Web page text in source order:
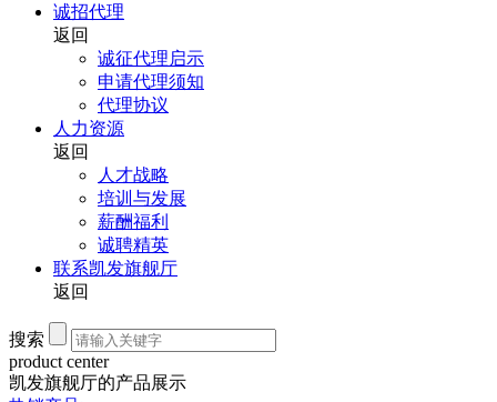
诚招代理
返回
诚征代理启示
申请代理须知
代理协议
人力资源
返回
人才战略
培训与发展
薪酬福利
诚聘精英
联系凯发旗舰厅
返回
搜索
product center
凯发旗舰厅的产品展示